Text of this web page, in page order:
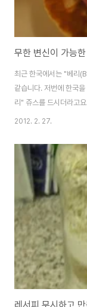
무한 변신이 가능
최근 한국에서는 "베리
같습니다. 저번에 한국
리" 쥬스를 드시더라고
면서 그 효능을 줄줄이
리"의 이름을 가진 과일
있었지요. 한국에서는
특히 제가 살고 있는 영
싸고 너무 맛있습니다.
의 이름을 가..
2012. 2. 27.